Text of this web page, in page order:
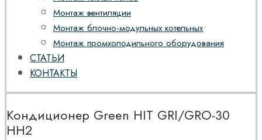
Монтаж вентиляции
Монтаж блочно-модульных котельных
Монтаж промхолодильного оборудования
СТАТЬИ
КОНТАКТЫ
Кондиционер Green HIT GRI/GRO-30
HH2